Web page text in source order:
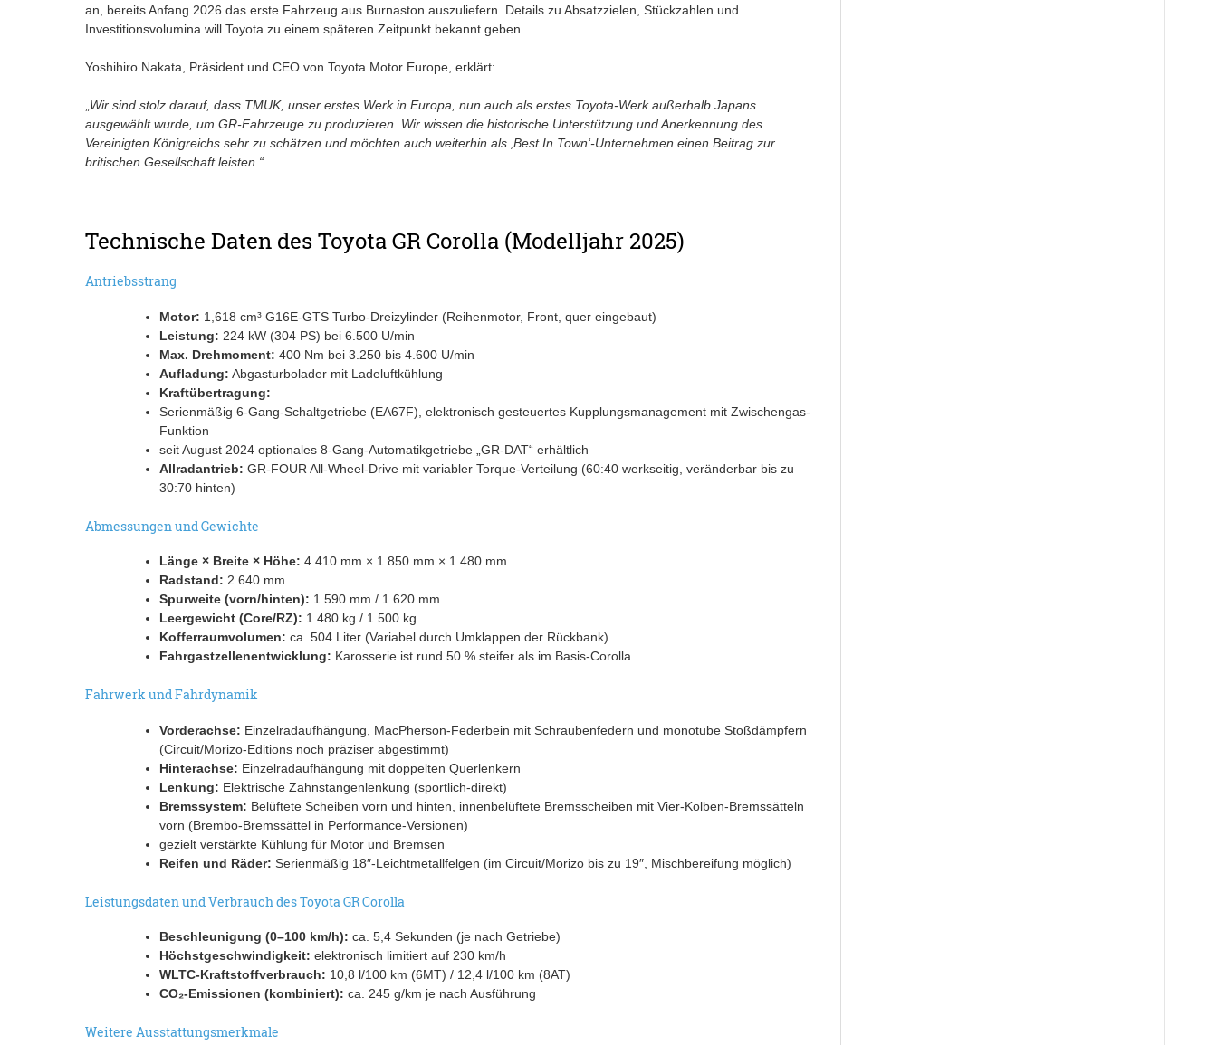
an, bereits Anfang 2026 das erste Fahrzeug aus Burnaston auszuliefern. Details zu Absatzzielen, Stückzahlen und
Investitionsvolumina will Toyota zu einem späteren Zeitpunkt bekannt geben.
Yoshihiro Nakata, Präsident und CEO von Toyota Motor Europe, erklärt:
Wir sind stolz darauf, dass TMUK, unser erstes Werk in Europa, nun auch als erstes Toyota-Werk außerhalb Japans
ausgewählt wurde, um GR-Fahrzeuge zu produzieren. Wir wissen die historische Unterstützung und Anerkennung des
Vereinigten Königreichs sehr zu schätzen und möchten auch weiterhin als ‚Best In Town‘-Unternehmen einen Beitrag zur
britischen Gesellschaft leisten.“
Technische Daten des Toyota GR Corolla (Modelljahr 2025)
Antriebsstrang
Motor: 1,618 cm³ G16E-GTS Turbo-Dreizylinder (Reihenmotor, Front, quer eingebaut)
Leistung: 224 kW (304 PS) bei 6.500 U/min
Max. Drehmoment: 400 Nm bei 3.250 bis 4.600 U/min
Aufladung: Abgasturbolader mit Ladeluftkühlung
Kraftübertragung:
Serienmäßig 6-Gang-Schaltgetriebe (EA67F), elektronisch gesteuertes Kupplungsmanagement mit Zwischengas-
Funktion
seit August 2024 optionales 8-Gang-Automatikgetriebe „GR-DAT“ erhältlich
Allradantrieb: GR-FOUR All-Wheel-Drive mit variabler Torque-Verteilung (60:40 werkseitig, veränderbar bis zu
30:70 hinten)
Abmessungen und Gewichte
Länge × Breite × Höhe: 4.410 mm × 1.850 mm × 1.480 mm
Radstand: 2.640 mm
Spurweite (vorn/hinten): 1.590 mm / 1.620 mm
Leergewicht (Core/RZ): 1.480 kg / 1.500 kg
Kofferraumvolumen: ca. 504 Liter (Variabel durch Umklappen der Rückbank)
Fahrgastzellenentwicklung: Karosserie ist rund 50 % steifer als im Basis-Corolla
Fahrwerk und Fahrdynamik
Vorderachse: Einzelradaufhängung, MacPherson-Federbein mit Schraubenfedern und monotube Stoßdämpfern
(Circuit/Morizo-Editions noch präziser abgestimmt)
Hinterachse: Einzelradaufhängung mit doppelten Querlenkern
Lenkung: Elektrische Zahnstangenlenkung (sportlich-direkt)
Bremssystem: Belüftete Scheiben vorn und hinten, innenbelüftete Bremsscheiben mit Vier-Kolben-Bremssätteln
vorn (Brembo-Bremssättel in Performance-Versionen)
gezielt verstärkte Kühlung für Motor und Bremsen
Reifen und Räder: Serienmäßig 18″-Leichtmetallfelgen (im Circuit/Morizo bis zu 19″, Mischbereifung möglich)
Leistungsdaten und Verbrauch des Toyota GR Corolla
Beschleunigung (0–100 km/h): ca. 5,4 Sekunden (je nach Getriebe)
Höchstgeschwindigkeit: elektronisch limitiert auf 230 km/h
WLTC-Kraftstoffverbrauch: 10,8 l/100 km (6MT) / 12,4 l/100 km (8AT)
CO₂-Emissionen (kombiniert): ca. 245 g/km je nach Ausführung
Weitere Ausstattungsmerkmale